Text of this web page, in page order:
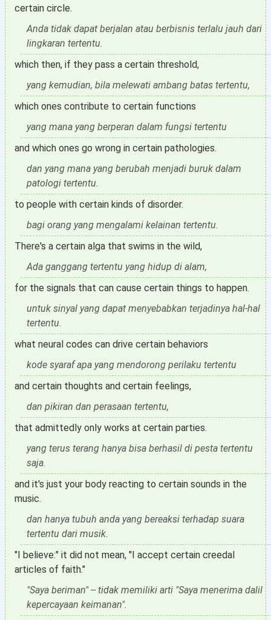
certain circle.
Anda tidak dapat berjalan atau berbisnis terlalu jauh dari
lingkaran tertentu.
which then, if they pass a certain threshold,
yang kemudian, bila melewati ambang batas tertentu,
which ones contribute to certain functions
yang mana yang berperan dalam fungsi tertentu
and which ones go wrong in certain pathologies.
dan yang mana yang berubah menjadi buruk dalam
patologi tertentu.
to people with certain kinds of disorder.
bagi orang yang mengalami kelainan tertentu.
There's a certain alga that swims in the wild,
Ada ganggang tertentu yang hidup di alam,
for the signals that can cause certain things to happen.
untuk sinyal yang dapat menyebabkan terjadinya hal-hal
tertentu.
what neural codes can drive certain behaviors
kode syaraf apa yang mendorong perilaku tertentu
and certain thoughts and certain feelings,
dan pikiran dan perasaan tertentu,
that admittedly only works at certain parties.
yang terus terang hanya bisa berhasil di pesta tertentu
saja.
and it's just your body reacting to certain sounds in the
music.
dan hanya tubuh anda yang bereaksi terhadap suara
tertentu dari musik.
"I believe:" it did not mean, "I accept certain creedal
articles of faith."
"Saya beriman" -- tidak memiliki arti "Saya menerima dalil
kepercayaan keimanan".